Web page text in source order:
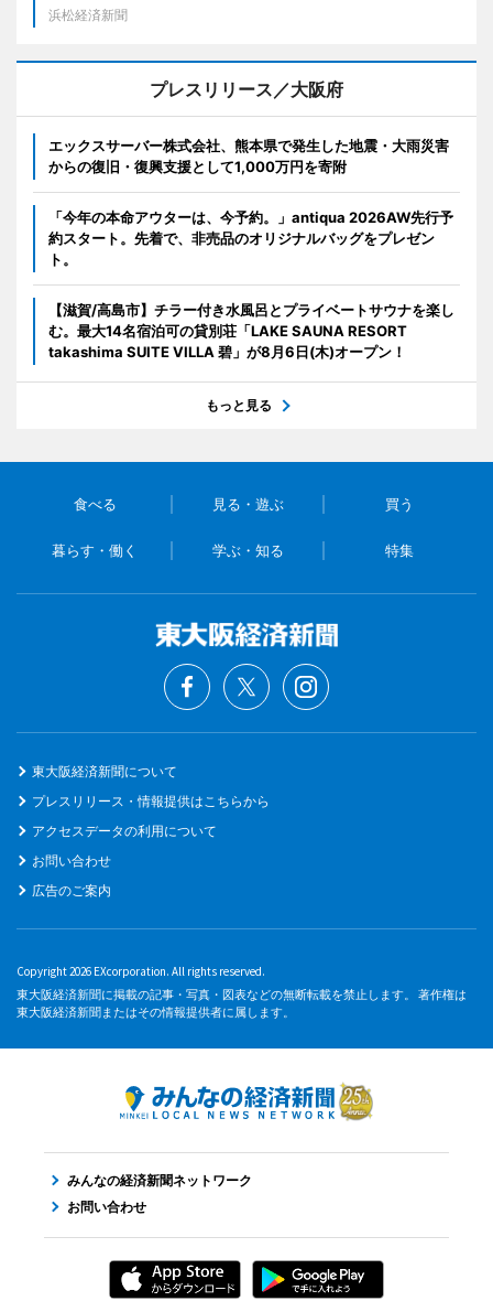
浜松経済新聞
プレスリリース／大阪府
エックスサーバー株式会社、熊本県で発生した地震・大雨災害
からの復旧・復興支援として1,000万円を寄附
「今年の本命アウターは、今予約。」antiqua 2026AW先行予
約スタート。先着で、非売品のオリジナルバッグをプレゼン
ト。
【滋賀/高島市】チラー付き水風呂とプライベートサウナを楽し
む。最大14名宿泊可の貸別荘「LAKE SAUNA RESORT
takashima SUITE VILLA 碧」が8月6日(木)オープン！
もっと見る
食べる 見る・遊ぶ 買う
暮らす・働く 学ぶ・知る 特集
東大阪経済新聞について
プレスリリース・情報提供はこちらから
アクセスデータの利用について
お問い合わせ
広告のご案内
Copyright 2026 EXcorporation. All rights reserved.
東大阪経済新聞に掲載の記事・写真・図表などの無断転載を禁止します。 著作権は
東大阪経済新聞またはその情報提供者に属します。
みんなの経済新聞ネットワーク
お問い合わせ